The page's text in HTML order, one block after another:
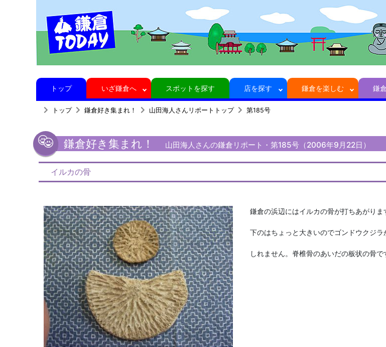
トップ いざ鎌倉へ スポットを探す 店を探す 鎌倉を楽しむ 鎌
トップ 鎌倉好き集まれ！ 山田海人さんリポートトップ 第185号
鎌倉好き集まれ！ 山田海人さんの鎌倉リポート・第185号（2006年9月22日）
イルカの骨
鎌倉の浜辺にはイルカの骨が打ちあがりま
下のはちょっと大きいのでゴンドウクジラ
しれません。脊椎骨のあいだの板状の骨で